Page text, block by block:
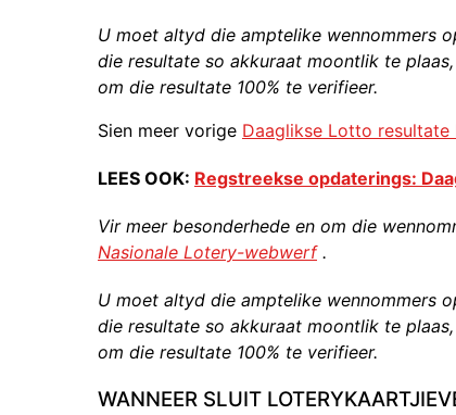
U moet altyd die amptelike wennommers
die resultate so akkuraat moontlik te
om die resultate 100% te verifieer.
Sien meer vorige Daaglikse Lotto resultate
LEES OOK: Regstreekse opdaterings:
Vir meer besonderhede en om die
Nasionale Lotery-webwerf.
U moet altyd die amptelike wennommers
die resultate so akkuraat moontlik te
om die resultate 100% te verifieer.
WANNEER SLUIT